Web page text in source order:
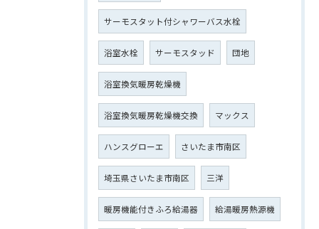
サーモスタット付シャワーバス水栓
浴室水栓 サーモスタッド 団地
浴室換気暖房乾燥機
浴室換気暖房乾燥機交換 マックス
ハンスグローエ さいたま市南区
埼玉県さいたま市南区 三洋
暖房機能付きふろ給湯器 給湯暖房熱源機